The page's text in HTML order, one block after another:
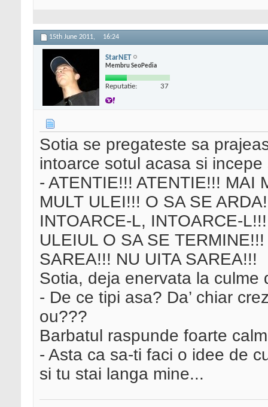
15th June 2011, 16:24
StarNET
Membru SeoPedia
Reputatie: 37
Sotia se pregateste sa
intoarce sotul acasa si incepe
- ATENTIE!!! ATENTIE!!! MAI
MULT ULEI!!! O SA SE
INTOARCE-L, INTOARCE-
ULEIUL O SA SE
SAREA!!! NU UITA SAREA!!!
Sotia, deja enervata la
- De ce tipi asa? Da’ chiar
ou???
Barbatul raspunde foarte
- Asta ca sa-ti faci o idee de
si tu stai langa mine...